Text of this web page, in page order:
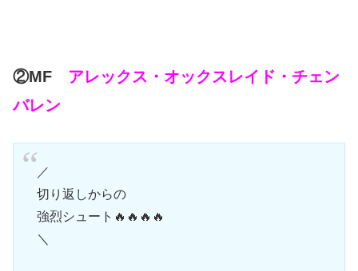
②MF アレックス・オックスレイド・チェン
バレン
／
切り返しからの
強烈シュート🔥🔥🔥🔥
＼